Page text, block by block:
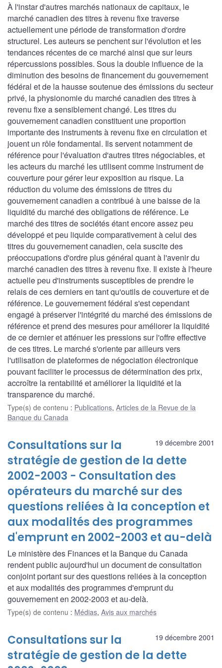
À l'instar d'autres marchés nationaux de capitaux, le
marché canadien des titres à revenu fixe traverse
actuellement une période de transformation d'ordre
structurel. Les auteurs se penchent sur l'évolution et les
tendances récentes de ce marché ainsi que sur leurs
répercussions possibles. Sous la double influence de la
diminution des besoins de financement du gouvernement
fédéral et de la hausse soutenue des émissions du secteur
privé, la physionomie du marché canadien des titres à
revenu fixe a sensiblement changé. Les titres du
gouvernement canadien constituent une proportion
importante des instruments à revenu fixe en circulation et
jouent un rôle fondamental. Ils servent notamment de
référence pour l'évaluation d'autres titres négociables, et
les acteurs du marché les utilisent comme instrument de
couverture pour gérer leur exposition au risque. La
réduction du volume des émissions de titres du
gouvernement canadien a contribué à une baisse de la
liquidité du marché des obligations de référence. Le
marché des titres de sociétés étant encore assez peu
développé et peu liquide comparativement à celui des
titres du gouvernement canadien, cela suscite des
préoccupations d'ordre plus général quant à l'avenir du
marché canadien des titres à revenu fixe. Il existe à l'heure
actuelle peu d'instruments susceptibles de prendre le
relais de ces derniers en tant qu'outils de couverture et de
référence. Le gouvernement fédéral s'est cependant
engagé à préserver l'intégrité du marché des émissions de
référence et prend des mesures pour améliorer la liquidité
de ce dernier et atténuer les pressions sur l'offre effective
de ces titres. Le marché s'oriente par ailleurs vers
l'utilisation de plateformes de négociation électronique
pouvant faciliter le processus de détermination des prix,
accroître la rentabilité et améliorer la liquidité et la
transparence du marché.
Type(s) de contenu : Publications, Articles de la Revue de la
Banque du Canada
19 décembre 2001
Consultations sur la
stratégie de gestion de la dette
2002-2003 - Consultation des
opérateurs du marché sur des
questions reliées à la conception et
aux modalités des programmes
d'emprunt en 2002-2003 et au-delà
Le ministère des Finances et la Banque du Canada
rendent public aujourd'hui un document de consultation
conjoint portant sur des questions reliées à la conception
et aux modalités des programmes d'emprunt du
gouvernement en 2002-2003 et au-delà.
Type(s) de contenu : Médias, Avis aux marchés
19 décembre 2001
Consultations sur la
stratégie de gestion de la dette